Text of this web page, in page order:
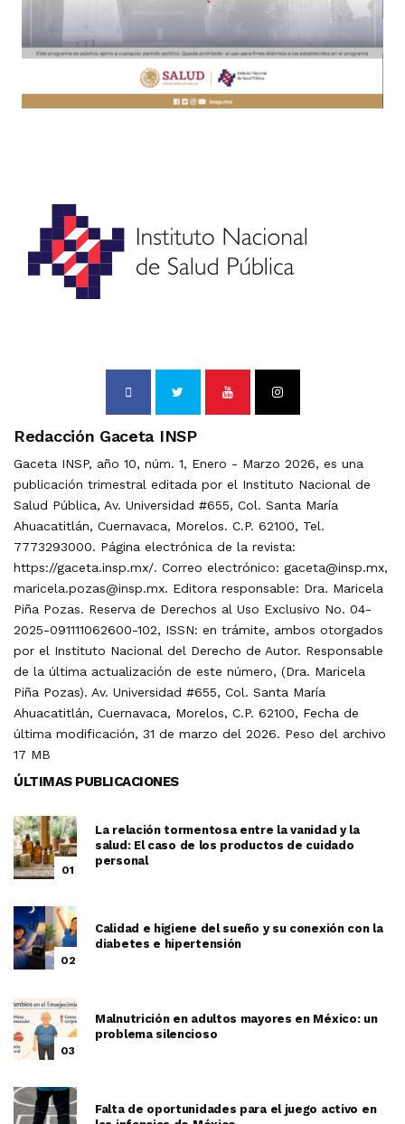
Redacción Gaceta INSP
Gaceta INSP, año 10, núm. 1, Enero - Marzo 2026, es una
publicación trimestral editada por el Instituto Nacional de
Salud Pública, Av. Universidad #655, Col. Santa María
Ahuacatitlán, Cuernavaca, Morelos. C.P. 62100, Tel.
7773293000. Página electrónica de la revista:
https://gaceta.insp.mx/. Correo electrónico: gaceta@insp.mx,
maricela.pozas@insp.mx. Editora responsable: Dra. Maricela
Piña Pozas. Reserva de Derechos al Uso Exclusivo No. 04-
2025-091111062600-102, ISSN: en trámite, ambos otorgados
por el Instituto Nacional del Derecho de Autor. Responsable
de la última actualización de este número, (Dra. Maricela
Piña Pozas). Av. Universidad #655, Col. Santa María
Ahuacatitlán, Cuernavaca, Morelos, C.P. 62100, Fecha de
última modificación, 31 de marzo del 2026. Peso del archivo
17 MB
ÚLTIMAS PUBLICACIONES
01
La relación tormentosa entre la vanidad y la
salud: El caso de los productos de cuidado
personal
02
Calidad e higiene del sueño y su conexión con la
diabetes e hipertensión
03
Malnutrición en adultos mayores en México: un
problema silencioso
Falta de oportunidades para el juego activo en